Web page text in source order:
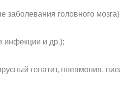
головного
и др.);
гепатит, пневмония,